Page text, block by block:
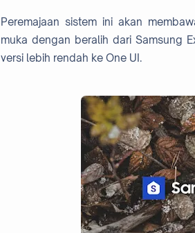
Peremajaan sistem ini akan
muka dengan beralih dari Samsung
versi lebih rendah ke One UI.